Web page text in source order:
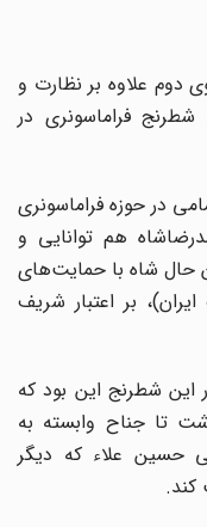
دوم علاوه بر نظارت و
فراماسونری در
در حوزه‌ فراماسونری
هم توانایی و
حال شاه با حمایت‌های
بر اعتبار شریف
شطرنج این بود که
جناح وابسته به
علاء که دیگر